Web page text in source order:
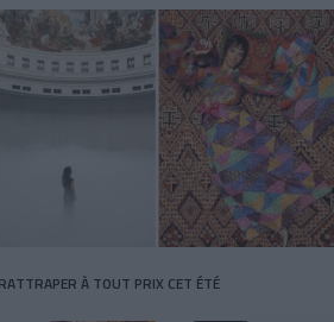
À TOUT PRIX CET ÉTÉ